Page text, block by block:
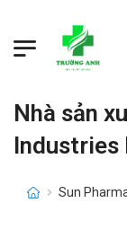
Nhà sản
Industries
Sun